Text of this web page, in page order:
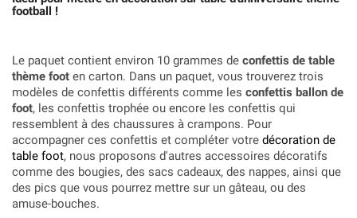
football !
Le paquet contient environ 10 grammes de confettis de table
thème foot en carton. Dans un paquet, vous trouverez trois
modèles de confettis différents comme les confettis ballon de
foot, les confettis trophée ou encore les confettis qui
ressemblent à des chaussures à crampons. Pour
accompagner ces confettis et compléter votre décoration de
table foot, nous proposons d'autres accessoires décoratifs
comme des bougies, des sacs cadeaux, des nappes, ainsi que
des pics que vous pourrez mettre sur un gâteau, ou des
amuse-bouches.